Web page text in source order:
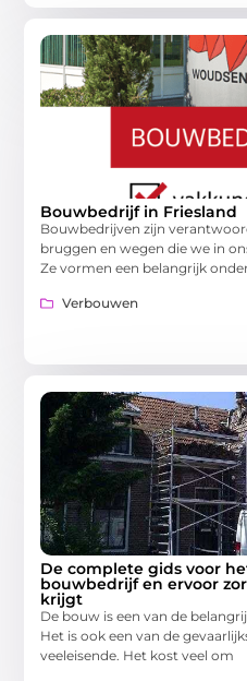
Bouwbedrijf in Friesland
Bouwbedrijven zijn
bruggen en wegen die we in
Ze vormen een belangrijk
Verbouwen
De complete gids voor
bouwbedrijf en ervoor
krijgt
De bouw is een van de
Het is ook een van de
veeleisende. Het kost veel om